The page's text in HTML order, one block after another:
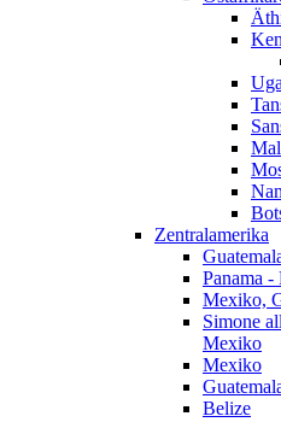
Zentralamerika
Panama -
Mexiko,
Simone
Mexiko
Mexiko
Belize